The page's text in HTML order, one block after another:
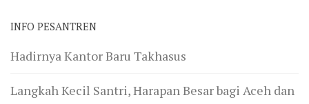
INFO PESANTREN
Hadirnya Kantor Baru Takhasus
Langkah Kecil Santri, Harapan Besar bagi Aceh dan